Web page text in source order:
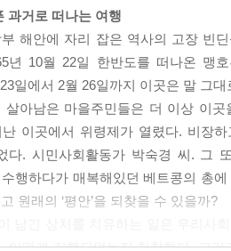
과거로 떠나는 여행
해안에 자리 잡은 역사의 고장 빈
년 10월 22일 한반도를 떠나온 맹
일에서 2월 26일까지 이곳은 말 그
살아남은 마을주민들은 더 이상 이곳
난 이곳에서 위령제가 열렸다. 비장
다. 시민사회활동가 박숙경 씨. 그
행하다가 매복해있던 베트콩의 총
원래의 ‘평안’을 되찾을 수 있을까?
어떻게 진행되었는지 천착했다. 그